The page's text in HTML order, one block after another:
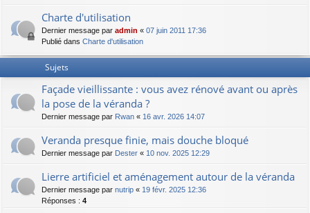
Charte d'utilisation
Dernier message par admin « 07 juin 2011 17:36
Publié dans Charte d'utilisation
Sujets
Façade vieillissante : vous avez rénové avant ou après
la pose de la véranda ?
Dernier message par Rwan « 16 avr. 2026 14:07
Veranda presque finie, mais douche bloqué
Dernier message par Dester « 10 nov. 2025 12:29
Lierre artificiel et aménagement autour de la véranda
Dernier message par nutrip « 19 févr. 2025 12:36
Réponses : 4